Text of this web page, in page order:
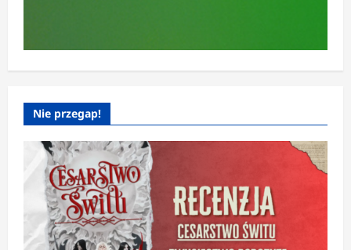
Nie przegap!